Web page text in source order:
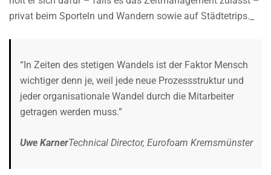
privat beim Sporteln und Wandern sowie auf Städtetrips._
“In Zeiten des stetigen Wandels ist der Faktor Mensch
wichtiger denn je, weil jede neue Prozessstruktur und
jeder organisationale Wandel durch die Mitarbeiter
getragen werden muss.”
Uwe KarnerTechnical Director, Eurofoam Kremsmünster